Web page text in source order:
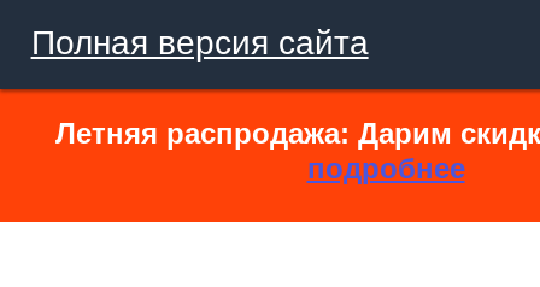
Полная версия сайта
Летняя распродажа: Дарим
подробнее